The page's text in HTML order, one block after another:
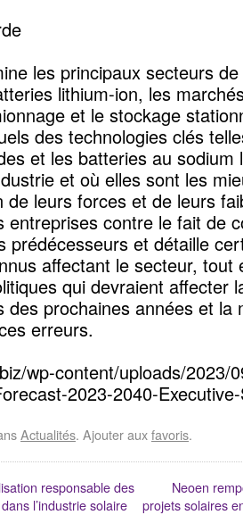
les principaux secteurs
lithium-ion, les
et le stockage
des technologies clés
et les batteries au sodium
et où elles sont les
de leurs forces et de leurs
entreprises contre le fait de
prédécesseurs et détaille
affectant le secteur, tout
qui devraient affecter
des prochaines années et la
erreurs.
wp-content/uploads/2023/
2023-2040-
Actualités. Ajouter auxfavoris.
responsable des
l’industrie solaire
Neoen
projets solaires